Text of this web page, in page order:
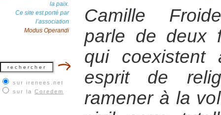
la paix.
Ce site est porté par
l’association
Modus Operandi
sur irenees.net
sur la Coredem
Camille
parle de deux
qui coexistent
esprit de
ramener à la